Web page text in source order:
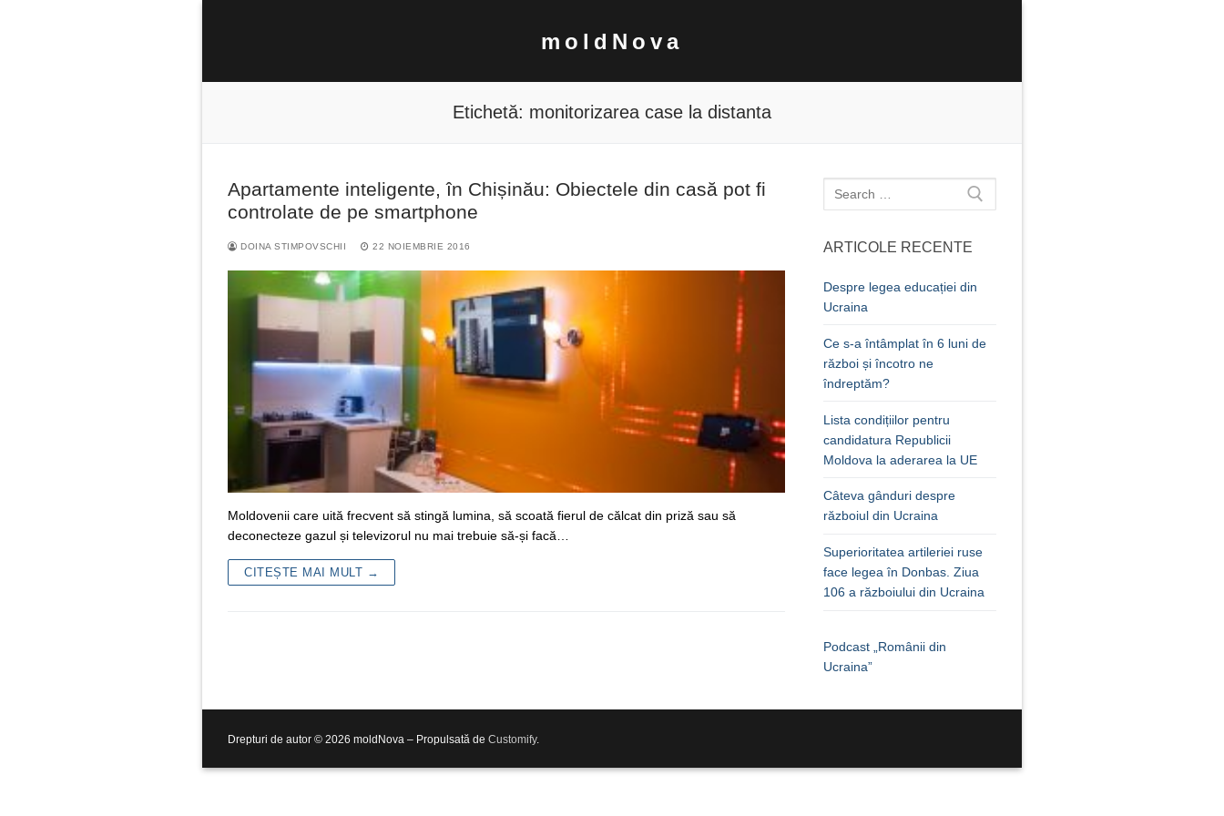
moldNova
Caută
după:
Etichetă: monitorizarea case la distanta
Apartamente inteligente, în Chișinău: Obiectele din casă pot fi
controlate de pe smartphone
DOINA STIMPOVSCHII 22 NOIEMBRIE 2016
Moldovenii care uită frecvent să stingă lumina, să scoată fierul de călcat din priză sau să
deconecteze gazul și televizorul nu mai trebuie să-și facă…
CITEȘTE MAI MULT →
Caută
după:
ARTICOLE RECENTE
Despre legea educației din
Ucraina
Ce s-a întâmplat în 6 luni de
război și încotro ne
îndreptăm?
Lista condițiilor pentru
candidatura Republicii
Moldova la aderarea la UE
Câteva gânduri despre
războiul din Ucraina
Superioritatea artileriei ruse
face legea în Donbas. Ziua
106 a războiului din Ucraina
Podcast „Românii din
Ucraina”
Drepturi de autor © 2026 moldNova – Propulsată de Customify.